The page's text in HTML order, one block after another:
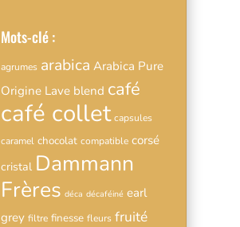
Mots-clé :
agrumes arabica Arabica Pure
Origine Lave blend café
café collet capsules
caramel chocolat compatible corsé
cristal Dammann
Frères déca décaféiné earl
grey filtre finesse fleurs fruité